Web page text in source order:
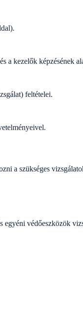
a kezelők képzésének
feltételei.
a szükséges
védőeszközök